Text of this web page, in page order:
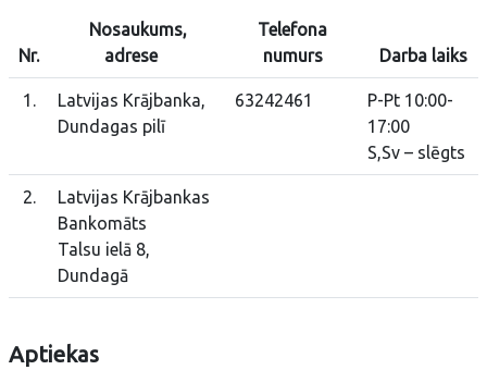
Nr.
Nosaukums,
adrese
Telefona
numurs
Darba laiks
1.
Latvijas Krājbanka,
Dundagas pilī
63242461
P-Pt 10:00-
17:00
S,Sv – slēgts
2.
Latvijas Krājbankas
Bankomāts
Talsu ielā 8,
Dundagā
Aptiekas